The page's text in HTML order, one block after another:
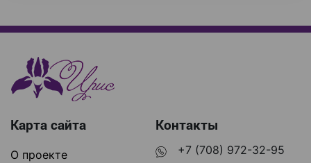
Карта сайта
О проекте
Контакты
+7 (708) 972-32-95